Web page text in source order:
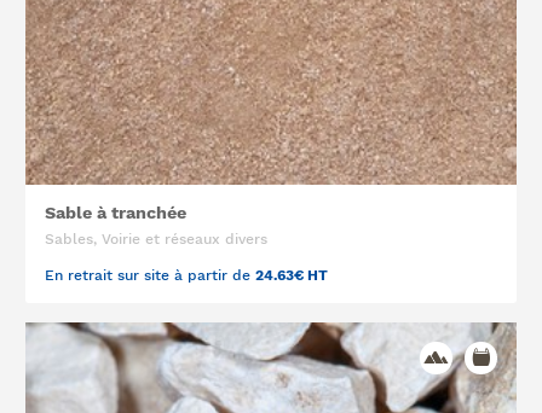
Sable à tranchée
Sables, Voirie et réseaux divers
En retrait sur site à partir de 24.63€ HT